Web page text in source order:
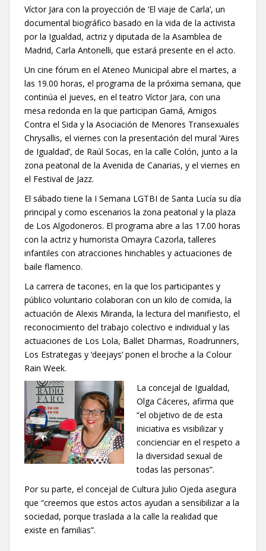
Víctor Jara con la proyección de ‘El viaje de Carla’, un
documental biográfico basado en la vida de la activista
por la Igualdad, actriz y diputada de la Asamblea de
Madrid, Carla Antonelli, que estará presente en el acto.
Un cine fórum en el Ateneo Municipal abre el martes, a
las 19.00 horas, el programa de la próxima semana, que
continúa el jueves, en el teatro Víctor Jara, con una
mesa redonda en la que participan Gamá, Amigos
Contra el Sida y la Asociación de Menores Transexuales
Chrysallis, el viernes con la presentación del mural ‘Aires
de Igualdad’, de Raúl Socas, en la calle Colón, junto a la
zona peatonal de la Avenida de Canarias, y el viernes en
el Festival de Jazz.
El sábado tiene la I Semana LGTBI de Santa Lucía su día
principal y como escenarios la zona peatonal y la plaza
de Los Algodoneros. El programa abre a las 17.00 horas
con la actriz y humorista Omayra Cazorla, talleres
infantiles con atracciones hinchables y actuaciones de
baile flamenco.
La carrera de tacones, en la que los participantes y
público voluntario colaboran con un kilo de comida, la
actuación de Alexis Miranda, la lectura del manifiesto, el
reconocimiento del trabajo colectivo e individual y las
actuaciones de Los Lola, Ballet Dharmas, Roadrunners,
Los Estrategas y ‘deejays’ ponen el broche a la Colour
Rain Week.
La concejal de Igualdad,
Olga Cáceres, afirma que
“el objetivo de de esta
iniciativa es visibilizar y
concienciar en el respeto a
la diversidad sexual de
todas las personas”.
Por su parte, el concejal de Cultura Julio Ojeda asegura
que “creemos que estos actos ayudan a sensibilizar a la
sociedad, porque traslada a la calle la realidad que
existe en familias”.